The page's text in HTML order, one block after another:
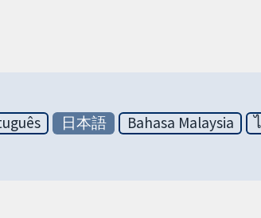
日本語 Bahasa Malaysia